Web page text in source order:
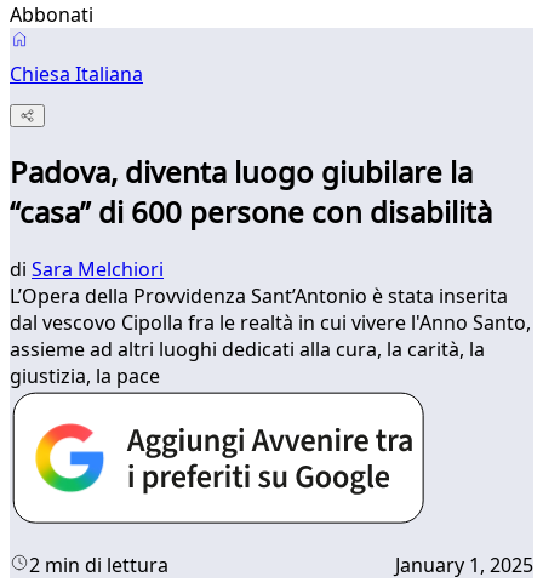
Abbonati
Chiesa Italiana
Padova, diventa luogo giubilare la
“casa” di 600 persone con disabilità
di Sara Melchiori
L’Opera della Provvidenza Sant’Antonio è stata inserita
dal vescovo Cipolla fra le realtà in cui vivere l'Anno Santo,
assieme ad altri luoghi dedicati alla cura, la carità, la
giustizia, la pace
2 min di lettura January 1, 2025